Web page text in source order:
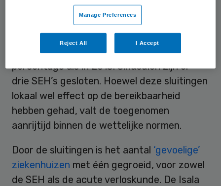
procent van de inwoners van Nederland
binnen 45 minuten per ambulance naar één
van de 91 SEH’s met 24/7-uurs openstelling
kan worden vervoerd. Dit is eenzelfde
percentage als in 2013. Sindsdien zijn er
drie SEH’s gesloten. Hoewel deze sluitingen
lokaal wel effect op de bereikbaarheid
hebben gehad, valt de toegenomen
aanrijtijd binnen de wettelijke normen.
Door de sluitingen is het aantal ‘gevoelige’
ziekenhuizen met één gegroeid, voor zowel
de SEH als de acute verloskunde. De Isala
Manage Preferences
Reject All I Accept